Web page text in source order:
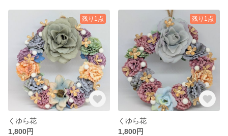
残り1点
くゆら花
1,800円
残り1点
くゆら花
1,800円